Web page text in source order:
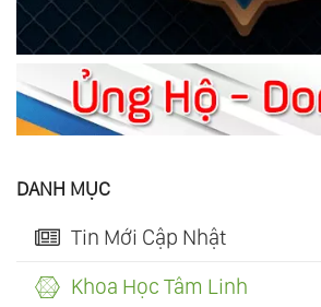
DANH MỤC
Tin Mới Cập Nhật
Khoa Học Tâm Linh